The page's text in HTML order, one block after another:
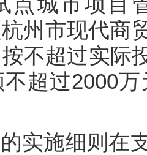
州市现代商
不超过实际
超过2000
实施细则在